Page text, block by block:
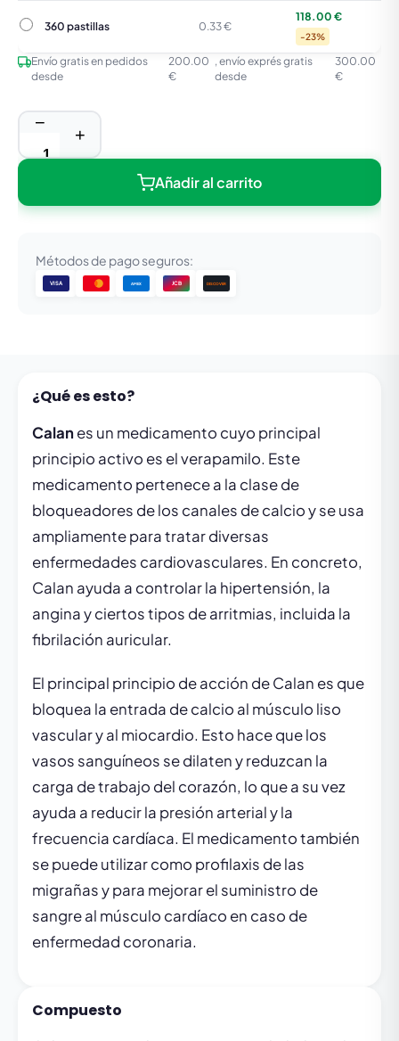
360 pastillas
360 pastillas 0.33 €
118.00 €
-23%
Envío gratis en pedidos
desde
200.00
€
, envío exprés gratis
desde
300.00
€
−
+
Añadir al carrito
Métodos de pago seguros:
VISA AMEX JCB DISCOVER
¿Qué es esto?
Calanes un medicamento cuyo principal
principio activo es el verapamilo. Este
medicamento pertenece a la clase de
bloqueadores de los canales de calcio y se usa
ampliamente para tratar diversas
enfermedades cardiovasculares. En concreto,
Calan ayuda a controlar la hipertensión, la
angina y ciertos tipos de arritmias, incluida la
fibrilación auricular.
El principal principio de acción de Calan es que
bloquea la entrada de calcio al músculo liso
vascular y al miocardio. Esto hace que los
vasos sanguíneos se dilaten y reduzcan la
carga de trabajo del corazón, lo que a su vez
ayuda a reducir la presión arterial y la
frecuencia cardíaca. El medicamento también
se puede utilizar como profilaxis de las
migrañas y para mejorar el suministro de
sangre al músculo cardíaco en caso de
enfermedad coronaria.
Compuesto